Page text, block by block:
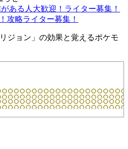
ある人大歓迎！ライター募集！
攻略ライター募集！
ジョン」の効果と覚えるポケモ